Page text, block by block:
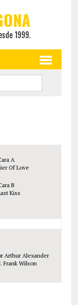
1999.
A
Of Love
B
Kiss
Arthur Alexander
Frank Wilson